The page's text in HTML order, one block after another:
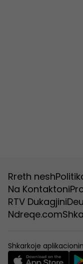
Rreth nesh
Na Kontaktoni
RTV Dukagjini
Ndreqe.com
Shkarkoje